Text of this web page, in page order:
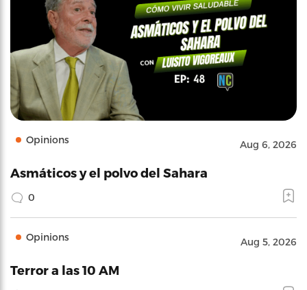
Opinions Aug 6, 2026
Asmáticos y el polvo del Sahara
0
Opinions Aug 5, 2026
Terror a las 10 AM